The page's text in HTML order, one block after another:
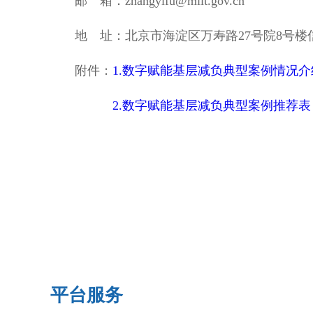
地 址：北京市海淀区万寿路27号院8号楼
附件： 1.数字赋能基层减负典型案例情况介
2.数字赋能基层减负典型案例推荐表
平台服务